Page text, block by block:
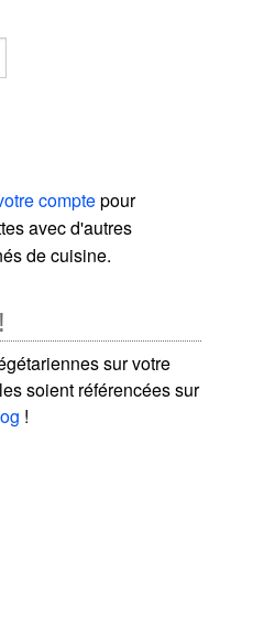
comptepour
avec d'autres
de cuisine.
sur votre
soient référencées sur
!